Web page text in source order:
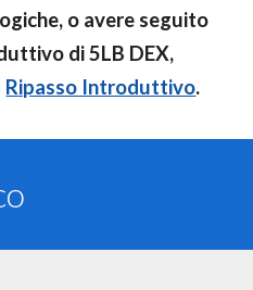
o avere seguito
di 5LB DEX,
Ripasso Introduttivo.